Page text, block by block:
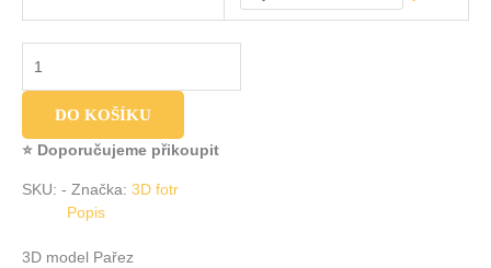
DO KOŠÍKU
⭐ Doporučujeme přikoupit
SKU: - Značka: 3D fotr
Popis
3D model Pařez